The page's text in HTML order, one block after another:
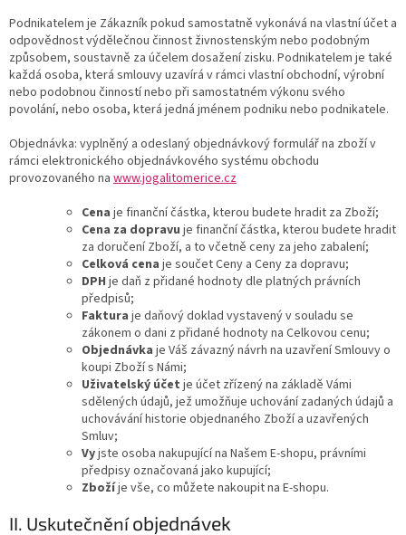
Podnikatelem je Zákazník pokud samostatně vykonává na vlastní účet a
odpovědnost výdělečnou činnost živnostenským nebo podobným
způsobem, soustavně za účelem dosažení zisku. Podnikatelem je také
každá osoba, která smlouvy uzavírá v rámci vlastní obchodní, výrobní
nebo podobnou činností nebo při samostatném výkonu svého
povolání, nebo osoba, která jedná jménem podniku nebo podnikatele.
Objednávka: vyplněný a odeslaný objednávkový formulář na zboží v
rámci elektronického objednávkového systému obchodu
provozovaného na www.jogalitomerice.cz
Cena je finanční částka, kterou budete hradit za Zboží;
Cena za dopravu je finanční částka, kterou budete hradit
za doručení Zboží, a to včetně ceny za jeho zabalení;
Celková cena je součet Ceny a Ceny za dopravu;
DPH je daň z přidané hodnoty dle platných právních
předpisů;
Faktura je daňový doklad vystavený v souladu se
zákonem o dani z přidané hodnoty na Celkovou cenu;
Objednávka je Váš závazný návrh na uzavření Smlouvy o
koupi Zboží s Námi;
Uživatelský účet je účet zřízený na základě Vámi
sdělených údajů, jež umožňuje uchování zadaných údajů a
uchovávání historie objednaného Zboží a uzavřených
Smluv;
Vyjste osoba nakupující na Našem E-shopu, právními
předpisy označovaná jako kupující;
Zbožíje vše, co můžete nakoupit na E-shopu.
II. Uskutečněníobjednávek